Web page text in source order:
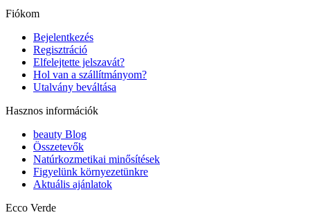
Fiókom
Bejelentkezés
Regisztráció
Elfelejtette jelszavát?
Hol van a szállítmányom?
Utalvány beváltása
Hasznos információk
beauty Blog
Összetevők
Natúrkozmetikai minősítések
Figyelünk környezetünkre
Aktuális ajánlatok
Ecco Verde